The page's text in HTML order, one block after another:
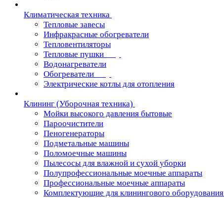
Климатическая техника
Тепловые завесы
Инфракрасные обогреватели
Тепловентиляторы
Тепловые пушки
Водонагреватели
Обогреватели
Электрические котлы для отопления
Клининг (Уборочная техника)
Мойки высокого давления бытовые
Пароочистители
Пеногенераторы
Подметальные машины
Поломоечные машины
Пылесосы для влажной и сухой уборки
Полупрофессиональные моечные аппараты
Профессиональные моечные аппараты
Комплектующие для клинингового оборудования